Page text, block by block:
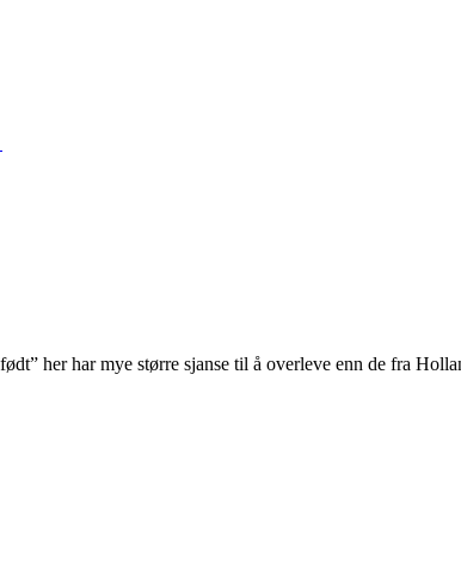
her har mye større sjanse til å overleve enn de fra